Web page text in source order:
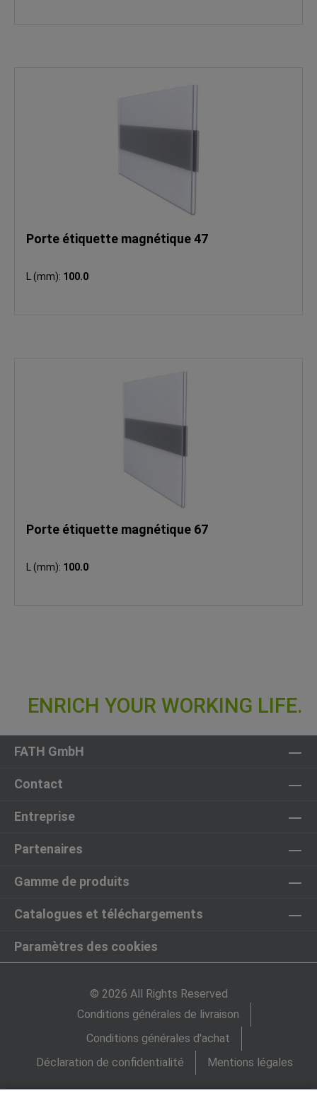
Porte étiquette magnétique 47
L (mm): 100.0
Porte étiquette magnétique 67
L (mm): 100.0
FATH GmbH
Contact
Entreprise
Partenaires
Gamme de produits
Catalogues et téléchargements
Paramètres des cookies
© 2026 All Rights Reserved
Conditions générales de livraison
Conditions générales d'achat
Déclaration de confidentialité
Mentions légales